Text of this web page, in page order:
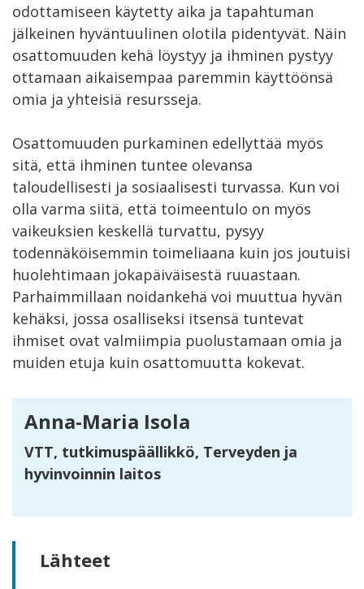
odottamiseen käytetty aika ja tapahtuman
jälkeinen hyväntuulinen olotila pidentyvät. Näin
osattomuuden kehä löystyy ja ihminen pystyy
ottamaan aikaisempaa paremmin käyttöönsä
omia ja yhteisiä resursseja.
Osattomuuden purkaminen edellyttää myös
sitä, että ihminen tuntee olevansa
taloudellisesti ja sosiaalisesti turvassa. Kun voi
olla varma siitä, että toimeentulo on myös
vaikeuksien keskellä turvattu, pysyy
todennäköisemmin toimeliaana kuin jos joutuisi
huolehtimaan jokapäiväisestä ruuastaan.
Parhaimmillaan noidankehä voi muuttua hyvän
kehäksi, jossa osalliseksi itsensä tuntevat
ihmiset ovat valmiimpia puolustamaan omia ja
muiden etuja kuin osattomuutta kokevat.
Anna-Maria Isola
VTT, tutkimuspäällikkö, Terveyden ja
hyvinvoinnin laitos
Lähteet